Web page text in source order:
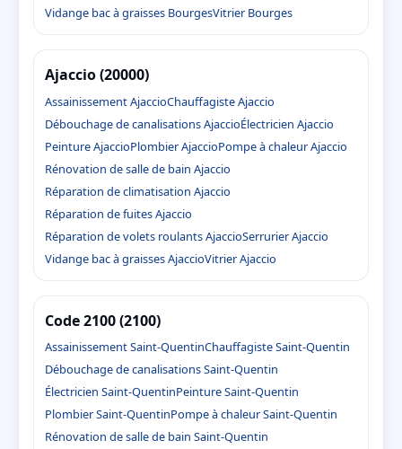
Vidange bac à graisses BourgesVitrier Bourges
Ajaccio (20000)
Assainissement AjaccioChauffagiste Ajaccio
Débouchage de canalisations AjaccioÉlectricien Ajaccio
Peinture AjaccioPlombier AjaccioPompe à chaleur Ajaccio
Rénovation de salle de bain Ajaccio
Réparation de climatisation Ajaccio
Réparation de fuites Ajaccio
Réparation de volets roulants AjaccioSerrurier Ajaccio
Vidange bac à graisses AjaccioVitrier Ajaccio
Code 2100 (2100)
Assainissement Saint-QuentinChauffagiste Saint-Quentin
Débouchage de canalisations Saint-Quentin
Électricien Saint-QuentinPeinture Saint-Quentin
Plombier Saint-QuentinPompe à chaleur Saint-Quentin
Rénovation de salle de bain Saint-Quentin